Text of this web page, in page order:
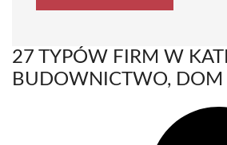
27 TYPÓW FIRM W
BUDOWNICTWO, DOM